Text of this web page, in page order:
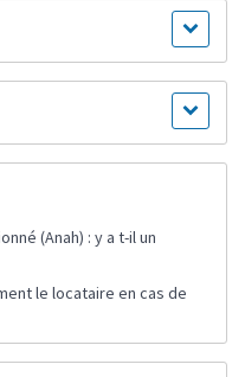
(Anah) : y a t-il un
le locataire en cas de